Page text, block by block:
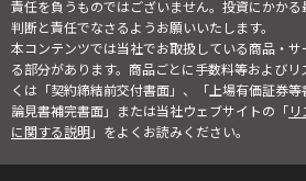
責任を負うものではございません。投資にかか
判断と責任でなさるようお願いいたします。
本コンテンツでは当社でお取扱している商品・
る部分があります。商品ごとに手数料等および
くは「契約締結前交付書面」、「上場有価証券
論見書補完書面」または当社ウェブサイトの「
に関する説明」をよくお読みください。